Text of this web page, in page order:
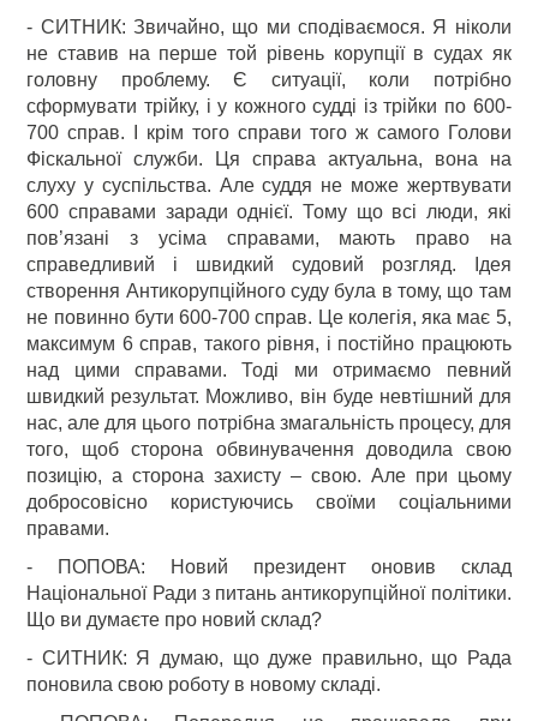
- СИТНИК: Звичайно, що ми сподіваємося. Я ніколи
не ставив на перше той рівень корупції в судах як
головну проблему. Є ситуації, коли потрібно
сформувати трійку, і у кожного судді із трійки по 600-
700 справ. І крім того справи того ж самого Голови
Фіскальної служби. Ця справа актуальна, вона на
слуху у суспільства. Але суддя не може жертвувати
600 справами заради однієї. Тому що всі люди, які
пов’язані з усіма справами, мають право на
справедливий і швидкий судовий розгляд. Ідея
створення Антикорупційного суду була в тому, що там
не повинно бути 600-700 справ. Це колегія, яка має 5,
максимум 6 справ, такого рівня, і постійно працюють
над цими справами. Тоді ми отримаємо певний
швидкий результат. Можливо, він буде невтішний для
нас, але для цього потрібна змагальність процесу, для
того, щоб сторона обвинувачення доводила свою
позицію, а сторона захисту – свою. Але при цьому
добросовісно користуючись своїми соціальними
правами.
- ПОПОВА: Новий президент оновив склад
Національної Ради з питань антикорупційної політики.
Що ви думаєте про новий склад?
- СИТНИК: Я думаю, що дуже правильно, що Рада
поновила свою роботу в новому складі.